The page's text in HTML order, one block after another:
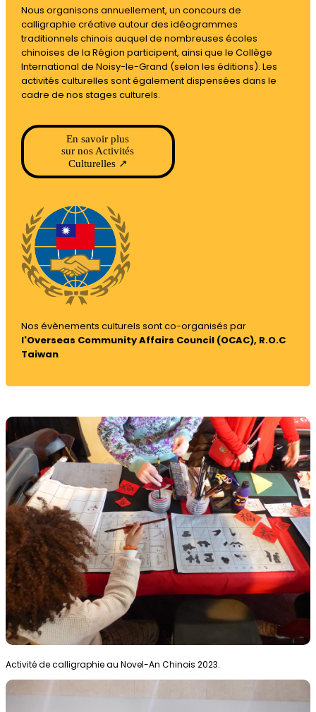
Nous organisons annuellement, un concours de
calligraphie créative autour des idéogrammes
traditionnels chinois auquel de nombreuses écoles
chinoises de la Région participent, ainsi que le Collège
International de Noisy-le-Grand (selon les éditions). Les
activités culturelles sont également dispensées dans le
cadre de nos stages culturels.
En savoir plus
sur nos Activités
Culturelles ↗
Nos évènements culturels sont co-organisés par
l'Overseas Community Affairs Council (OCAC), R.O.C
Taiwan
Activité de calligraphie au Novel-An Chinois 2023.